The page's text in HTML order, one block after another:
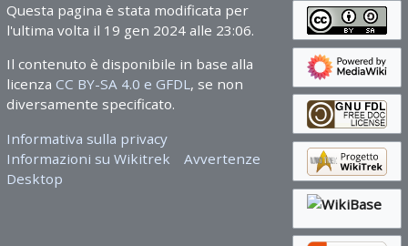
Questa pagina è stata modificata per
l'ultima volta il 19 gen 2024 alle 23:06.
Il contenuto è disponibile in base alla
licenza CC BY-SA 4.0 e GFDL, se non
diversamente specificato.
Informativa sulla privacy
Informazioni su Wikitrek
Avvertenze
Desktop